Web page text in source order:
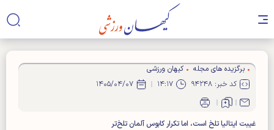
برگزیده های مجله
کیهان ورزشی
کد خبر: ۹۴۲۴۸
۱۴:۱۷ ۱۴۰۵/۰۴/۰۷
غیبت ایتالیا تلخ است، اما تکرار کابوس آلمان تلخ‌تر